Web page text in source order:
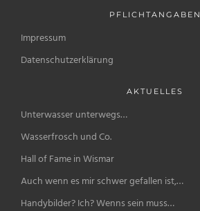
PFLICHTANGABEN
Impressum
Datenschutzerklärung
AKTUELLES
Unterwasser unterwegs…
Wasserfrosch und Co.
Hall of Fame in Wismar
Auch wenn es mir schwer gefallen ist,…
Handybilder? Ich? Wenns sein muss…